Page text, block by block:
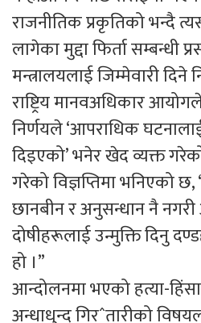
राजनीतिक प्रकृतिको भन्दै
लागेका मुद्दा फिर्ता सम्बन्धी
मन्त्रालयलाई जिम्मेवारी दिने
राष्ट्रिय मानवअधिकार
निर्णयले ‘आपराधिक
दिइएको’ भनेर खेद व्यक्त
गरेको विज्ञप्तिमा भनिएको छ,
छानबीन र अनुसन्धान नै
दोषीहरूलाई उन्मुक्ति दिनु
हो ।”
आन्दोलनमा भएको हत्या-
अन्धाधुन्द गिरˆतारीको